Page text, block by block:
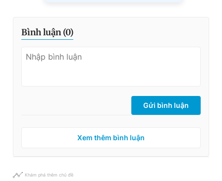
Bình luận (0)
Gửi bình luận
Xem thêm bình luận
Khám phá thêm chủ đề